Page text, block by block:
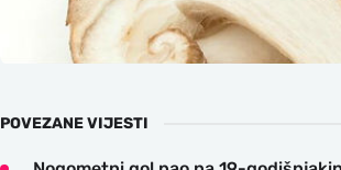
POVEZANE VIJESTI